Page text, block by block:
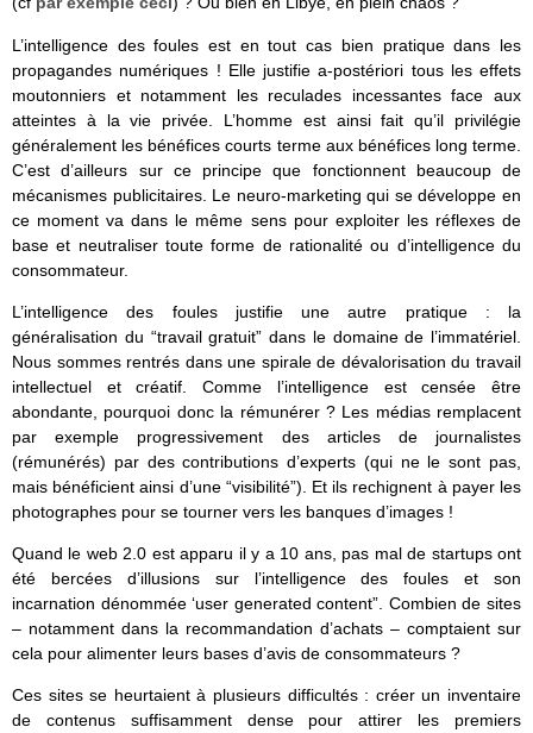
L’intelligence des foules est en tout cas bien pratique dans les
propagandes numériques ! Elle justifie a-postériori tous les effets
moutonniers et notamment les reculades incessantes face aux
atteintes à la vie privée. L’homme est ainsi fait qu’il privilégie
généralement les bénéfices courts terme aux bénéfices long terme.
C’est d’ailleurs sur ce principe que fonctionnent beaucoup de
mécanismes publicitaires. Le neuro-marketing qui se développe en
ce moment va dans le même sens pour exploiter les réflexes de
base et neutraliser toute forme de rationalité ou d’intelligence du
consommateur.
L’intelligence des foules justifie une autre pratique : la
généralisation du “travail gratuit” dans le domaine de l’immatériel.
Nous sommes rentrés dans une spirale de dévalorisation du travail
intellectuel et créatif. Comme l’intelligence est censée être
abondante, pourquoi donc la rémunérer ? Les médias remplacent
par exemple progressivement des articles de journalistes
(rémunérés) par des contributions d’experts (qui ne le sont pas,
mais bénéficient ainsi d’une “visibilité”). Et ils rechignent à payer les
photographes pour se tourner vers les banques d’images !
Quand le web 2.0 est apparu il y a 10 ans, pas mal de startups ont
été bercées d’illusions sur l’intelligence des foules et son
incarnation dénommée ‘user generated content”. Combien de sites
– notamment dans la recommandation d’achats – comptaient sur
cela pour alimenter leurs bases d’avis de consommateurs ?
Ces sites se heurtaient à plusieurs difficultés : créer un inventaire
de contenus suffisamment dense pour attirer les premiers